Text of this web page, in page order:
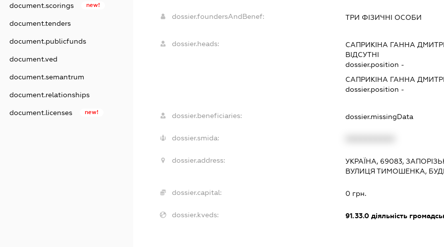
document.scorings new!
document.tenders
document.publicfunds
document.ved
document.semantrum
document.relationships
document.licenses new!
dossier.foundersAndBenef: ТРИ ФІЗИЧНІ ОСОБИ
dossier.heads: САПРИКІНА ГАННА
ВІДСУТНІ
dossier.position -
САПРИКІНА ГАННА
dossier.position -
dossier.beneficiaries: dossier.missingData
dossier.smida:
dossier.address:
УКРАЇНА, 69083,
ВУЛИЦЯ ТИМОШЕНКА,
dossier.capital: 0 грн.
dossier.kveds: 91.33.0 діяльність